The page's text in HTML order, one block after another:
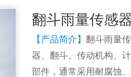
翻斗雨量传感
【产品简介】 翻斗雨量
器、翻斗、传动机构、
部件，通常采用耐腐蚀